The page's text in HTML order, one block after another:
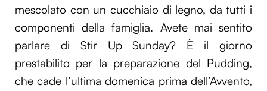
mescolato con un cucchiaio di legno, da tutti i
componenti della famiglia. Avete mai sentito
parlare di Stir Up Sunday? È il giorno
prestabilito per la preparazione del Pudding,
che cade l’ultima domenica prima dell’Avvento,